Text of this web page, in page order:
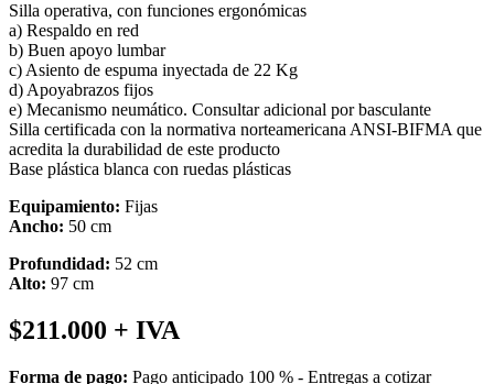
Silla operativa, con funciones ergonómicas
a) Respaldo en red
b) Buen apoyo lumbar
c) Asiento de espuma inyectada de 22 Kg
d) Apoyabrazos fijos
e) Mecanismo neumático. Consultar adicional por basculante
Silla certificada con la normativa norteamericana ANSI-BIFMA que
acredita la durabilidad de este producto
Base plástica blanca con ruedas plásticas
Equipamiento: Fijas
Ancho: 50 cm
Profundidad: 52 cm
Alto: 97 cm
$211.000 + IVA
Forma de pago: Pago anticipado 100 % - Entregas a cotizar